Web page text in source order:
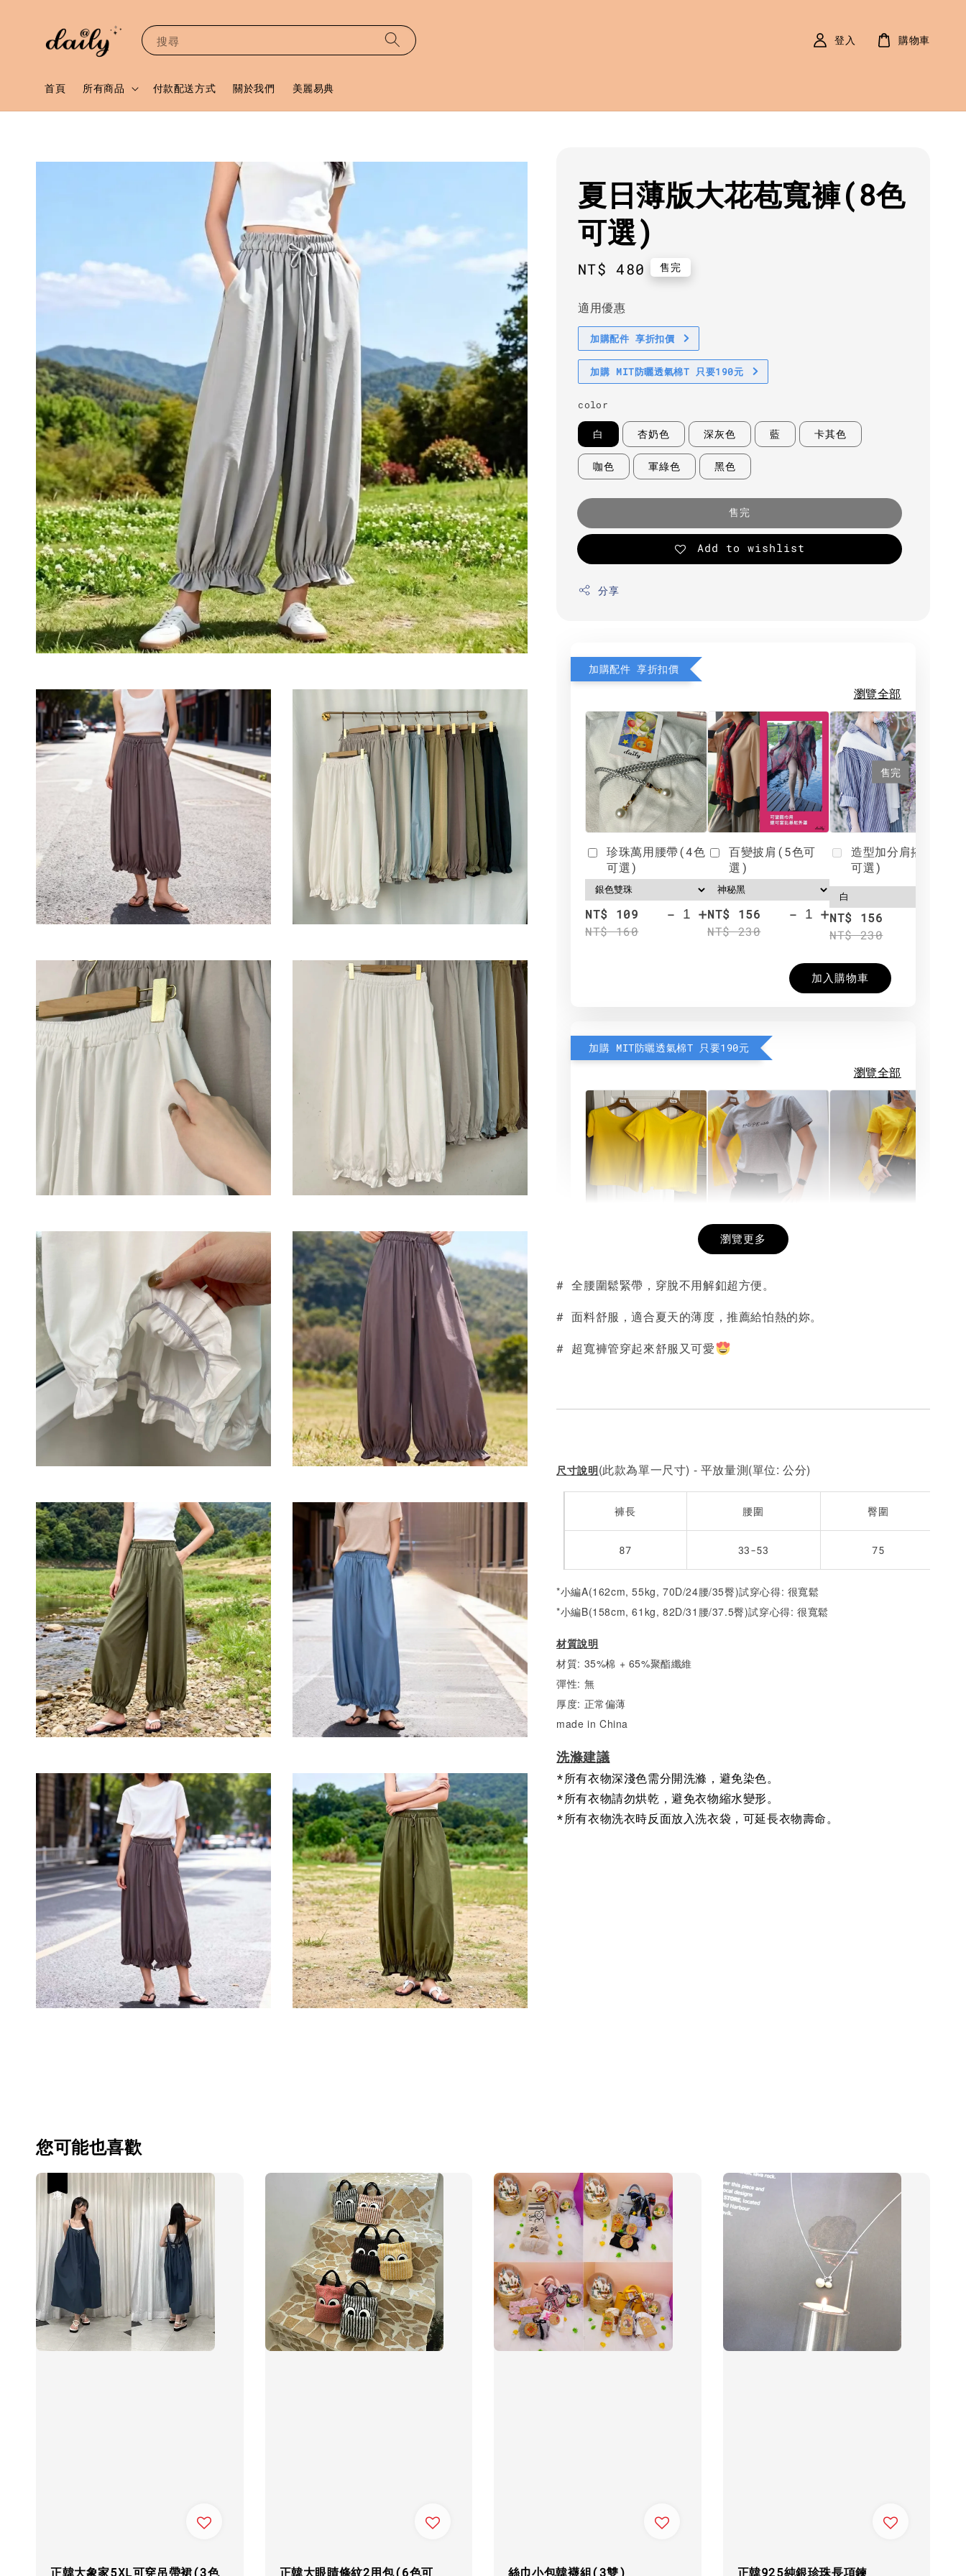
搜尋
首頁 所有商品 付款配送方式 關於我們 美麗易典
登入 購物車
夏日薄版大花苞寬褲(8色
可選)
Regular
NT$ 480 售完
適用優惠
加購配件 享折扣價
加購 MIT防曬透氣棉T 只要190元
color
白 杏奶色 深灰色 藍 卡其色
咖色 軍綠色 黑色
售完
Add to wishlist
分享
加購配件 享折扣價
瀏覽全部
珍珠萬用腰帶(4色
可選)
NT$ 109
NT$ 160
- +
百變披肩(5色可
選)
NT$ 156
NT$ 230
- +
售完
造型加分肩搭(4色
可選)
NT$ 156
NT$ 230
加入購物車
加購 MIT防曬透氣棉T 只要190元
瀏覽全部
NT$ 190
NT$ 450
- +
希望相隨雙面T
NT$ 190
NT$ 450
瀏覽更多
# 全腰圍鬆緊帶，穿脫不用解釦超方便。
# 面料舒服，適合夏天的薄度，推薦給怕熱的妳。
# 超寬褲管穿起來舒服又可愛
尺寸說明(此款為單一尺寸) - 平放量測(單位: 公分)
褲長 腰圍 臀圍
87 33-53 75
*小編A(162cm, 55kg, 70D/24腰/35臀)試穿心得: 很寬鬆
*小編B(158cm, 61kg, 82D/31腰/37.5臀)試穿心得: 很寬鬆
材質說明
材質: 35%棉 + 65%聚酯纖維
彈性: 無
厚度: 正常偏薄
made in China
洗滌建議
*所有衣物深淺色需分開洗滌，避免染色。
*所有衣物請勿烘乾，避免衣物縮水變形。
*所有衣物洗衣時反面放入洗衣袋，可延長衣物壽命。
您可能也喜歡
正韓大象家5XL可穿吊帶裙(3色 正韓大眼睛條紋2用包(6色可 絲巾小包韓襪組(3雙) 正韓925純銀珍珠長項鍊